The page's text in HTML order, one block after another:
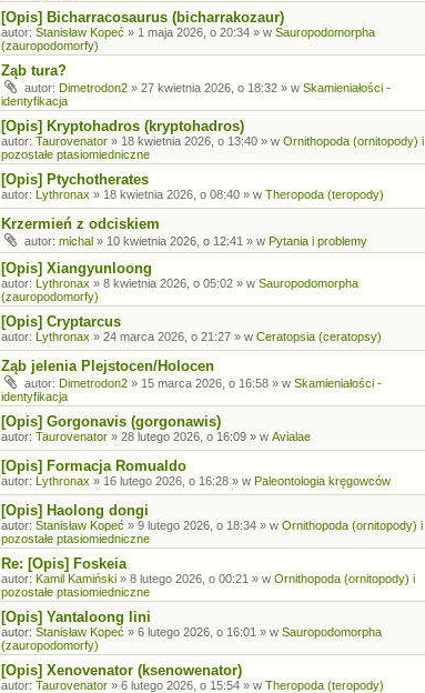
[Opis] Bicharracosaurus (bicharrakozaur)
autor: Stanisław Kopeć » 1 maja 2026, o 20:34 » w Sauropodomorpha
(zauropodomorfy)
Ząb tura?
autor: Dimetrodon2 » 27 kwietnia 2026, o 18:32 » w Skamieniałości -
identyfikacja
[Opis] Kryptohadros (kryptohadros)
autor: Taurovenator » 18 kwietnia 2026, o 13:40 » w Ornithopoda (ornitopody) i
pozostałe ptasiomiedniczne
[Opis] Ptychotherates
autor: Lythronax » 18 kwietnia 2026, o 08:40 » w Theropoda (teropody)
Krzermień z odciskiem
autor: michal » 10 kwietnia 2026, o 12:41 » w Pytania i problemy
[Opis] Xiangyunloong
autor: Lythronax » 8 kwietnia 2026, o 05:02 » w Sauropodomorpha
(zauropodomorfy)
[Opis] Cryptarcus
autor: Lythronax » 24 marca 2026, o 21:27 » w Ceratopsia (ceratopsy)
Ząb jelenia Plejstocen/Holocen
autor: Dimetrodon2 » 15 marca 2026, o 16:58 » w Skamieniałości -
identyfikacja
[Opis] Gorgonavis (gorgonawis)
autor: Taurovenator » 28 lutego 2026, o 16:09 » w Avialae
[Opis] Formacja Romualdo
autor: Lythronax » 16 lutego 2026, o 16:28 » w Paleontologia kręgowców
[Opis] Haolong dongi
autor: Stanisław Kopeć » 9 lutego 2026, o 18:34 » w Ornithopoda (ornitopody) i
pozostałe ptasiomiedniczne
Re: [Opis] Foskeia
autor: Kamil Kamiński » 8 lutego 2026, o 00:21 » w Ornithopoda (ornitopody) i
pozostałe ptasiomiedniczne
[Opis] Yantaloong lini
autor: Stanisław Kopeć » 6 lutego 2026, o 16:01 » w Sauropodomorpha
(zauropodomorfy)
[Opis] Xenovenator (ksenowenator)
autor: Taurovenator » 6 lutego 2026, o 15:54 » w Theropoda (teropody)